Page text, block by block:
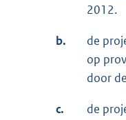
2012.
b.
de
op
door
c.
de